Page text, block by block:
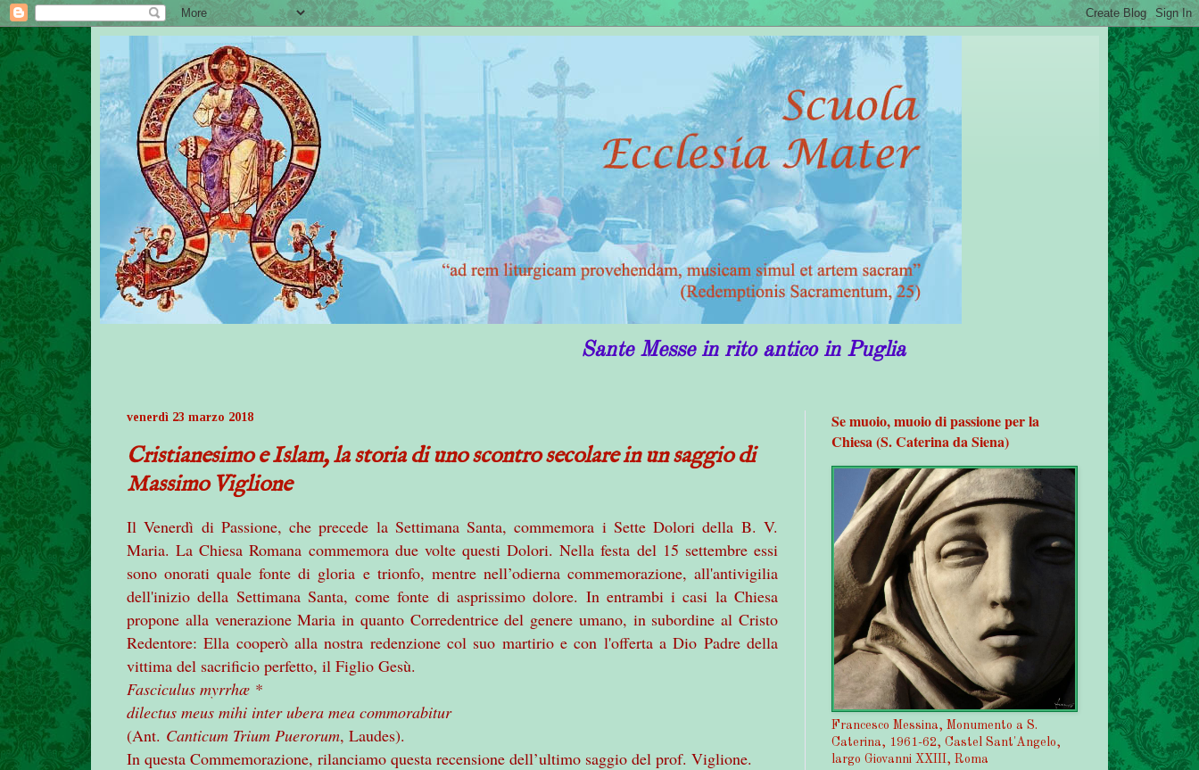
Sante Messe in rito antico in Puglia
venerdì 23 marzo 2018
Cristianesimo e Islam, la storia di uno scontro secolare in un saggio di
Massimo Viglione
Il Venerdì di Passione, che precede la Settimana Santa, commemora i Sette Dolori della B. V.
Maria. La Chiesa Romana commemora due volte questi Dolori. Nella festa del 15 settembre essi
sono onorati quale fonte di gloria e trionfo, mentre nell’odierna commemorazione, all'antivigilia
dell'inizio della Settimana Santa, come fonte di asprissimo dolore. In entrambi i casi la Chiesa
propone alla venerazione Maria in quanto Corredentrice del genere umano, in subordine al Cristo
Redentore: Ella cooperò alla nostra redenzione col suo martirio e con l'offerta a Dio Padre della
vittima del sacrificio perfetto, il Figlio Gesù.
Fasciculus myrrhæ *
dilectus meus mihi inter ubera mea commorabitur
(Ant. Canticum Trium Puerorum, Laudes).
In questa Commemorazione, rilanciamo questa recensione dell’ultimo saggio del prof. Viglione.
Se muoio, muoio di passione per la
Chiesa (S. Caterina da Siena)
Francesco Messina, Monumento a S.
Caterina, 1961-62, Castel Sant'Angelo,
largo Giovanni XXIII, Roma